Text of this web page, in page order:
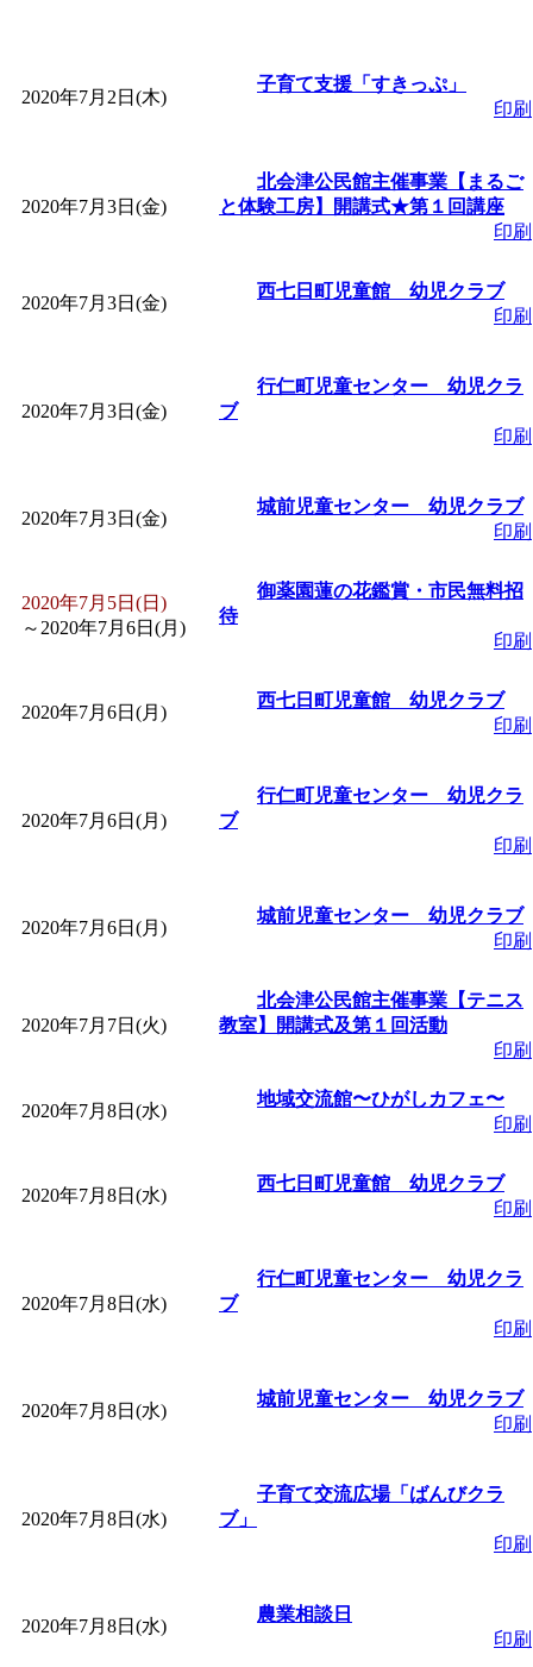
間：2026/07/13～2026/
間：2026/08/10～2026/
「 赤ちゃん子育て講
「赤ちゃん子育て講
「まだまだ暑い！コ
レクリエーション 障
」 受付期
「皆鶴姫のこびる塾
」 受付期間：～
子育て交流広場「
間：2026/08/10～2026/
赤ちゃん交流広場
間：2026/08/10～
「みなづる号乗車体
de 健康づくり」」 受
す」 受付期間：～
de 健康づくり」
」
「皆鶴姫のこびる塾
」 受付期間：～
「みなづる号乗車体
2020年7月2日(木)
子育て支援「すきっぷ」
印刷
2020年7月3日(金)
北会津公民館主催事業【まるご
と体験工房】開講式★第１回講座
印刷
2020年7月3日(金)
西七日町児童館 幼児クラブ
印刷
2020年7月3日(金)
行仁町児童センター 幼児クラ
ブ
印刷
2020年7月3日(金)
城前児童センター 幼児クラブ
印刷
2020年7月5日(日)
～ 2020年7月6日(月)
御薬園蓮の花鑑賞・市民無料招
待
印刷
2020年7月6日(月)
西七日町児童館 幼児クラブ
印刷
2020年7月6日(月)
行仁町児童センター 幼児クラ
ブ
印刷
2020年7月6日(月)
城前児童センター 幼児クラブ
印刷
2020年7月7日(火)
北会津公民館主催事業【テニス
教室】開講式及第１回活動
印刷
2020年7月8日(水)
地域交流館〜ひがしカフェ〜
印刷
2020年7月8日(水)
西七日町児童館 幼児クラブ
印刷
2020年7月8日(水)
行仁町児童センター 幼児クラ
ブ
印刷
2020年7月8日(水)
城前児童センター 幼児クラブ
印刷
2020年7月8日(水)
子育て交流広場「ばんびクラ
ブ」
印刷
2020年7月8日(水)
農業相談日
印刷